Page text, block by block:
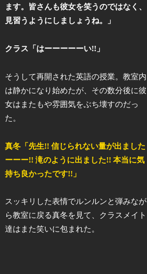
ます。皆さんも彼女を笑うのではなく、
見習うようにしましょうね。」
クラス「はーーーーーい!!」
そうして再開された英語の授業。教室内
は静かになり始めたが、その数分後に彼
女はまたもや雰囲気をぶち壊すのだっ
た。
真冬「先生!! 信じられない量が出ました
ーーー!! 滝のように出ました!! 本当に気
持ち良かったです!!」
スッキリした表情でルンルンと弾みなが
ら教室に戻る真冬を見て、クラスメイト
達はまた笑いに包まれた。